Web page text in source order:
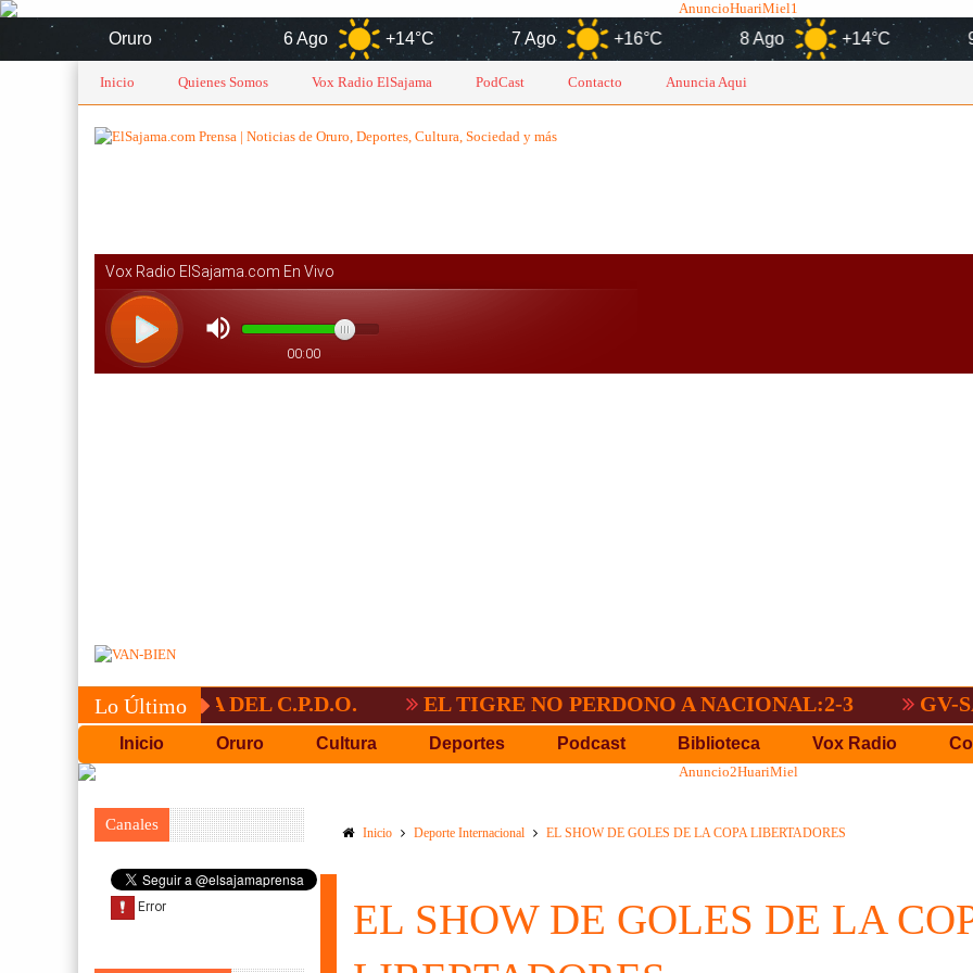
6 Ago +14°C 7 Ago +16°C 8 Ago +14°C 9 Ago
Inicio Quienes Somos Vox Radio ElSajama PodCast Contacto Anuncia Aqui
Lo ÚltimoDEL C.P.D.O. EL TIGRE NO PERDONO A NACIONAL:2-3 GV-SAN
Inicio Oruro Cultura Deportes Podcast Biblioteca Vox Radio
Canales Inicio Deporte Internacional EL SHOW DE GOLES DE LA COPA LIBERTADORES
EL SHOW DE GOLES DE LA